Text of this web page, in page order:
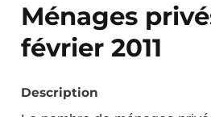
Ménages
février 2011
Description